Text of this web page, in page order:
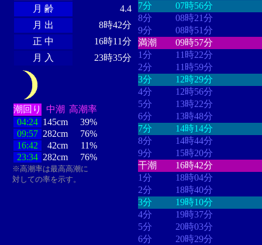
月 齢
4.4
月 出
8時42分
正 中
16時11分
月 入
23時35分
潮回り 中潮 高潮率
04:24 145cm
39%
09:57 282cm
76%
16:42
42cm
11%
23:34 282cm 76%
※高潮率は最高高潮に
対しての率を示す。
7分
07時56分
8分
08時21分
9分
08時51分
満潮
09時57分
1分
11時22分
2分
11時59分
3分
12時29分
4分
12時56分
5分
13時22分
6分
13時48分
7分
14時14分
8分
14時44分
9分
15時20分
干潮
16時42分
1分
18時04分
2分
18時40分
3分
19時10分
4分
19時37分
5分
20時03分
6分
20時29分